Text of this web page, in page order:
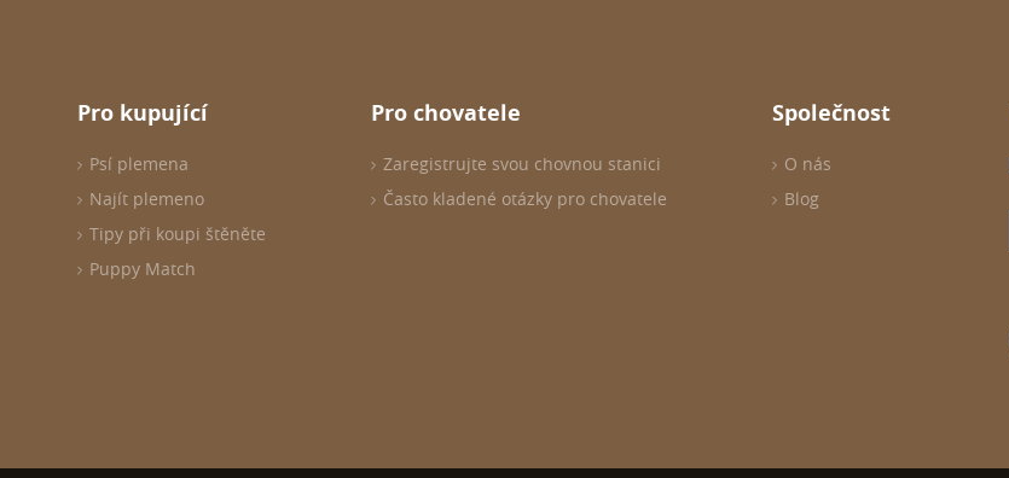
Pro kupující
Psí plemena
Najít plemeno
Tipy při koupi štěněte
Puppy Match
Pro chovatele
Zaregistrujte svou chovnou stanici
Často kladené otázky pro chovatele
Společnost
O nás
Blog